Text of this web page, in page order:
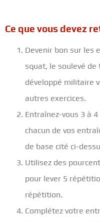
Ce que vous devez
Devenir bon sur les
squat, le soulevé de
développé militaire
autres exercices.
Entraînez-vous 3 à
chacun de vos
de base cité ci-
Utilisez des
pour lever 5
répétition.
Complétez votre